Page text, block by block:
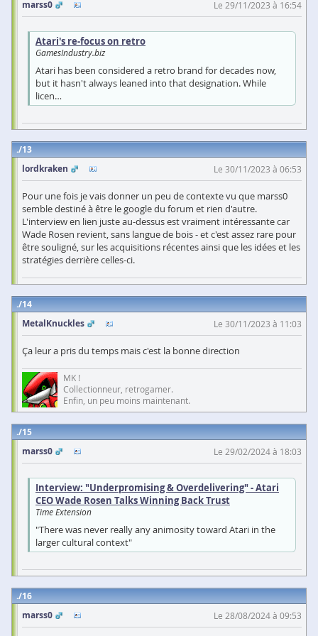
marss0 Le 29/11/2023 à 16:54
Atari's re-focus on retro
GamesIndustry.biz
Atari has been considered a retro brand for decades now,
but it hasn't always leaned into that designation. While
licen…
13
lordkraken
Le 30/11/2023 à 06:53
Pour une fois je vais donner un peu de contexte vu que marss0
semble destiné à être le google du forum et rien d'autre.
L'interview en lien juste au-dessus est vraiment intéressante car
Wade Rosen revient, sans langue de bois - et c'est assez rare pour
être souligné, sur les acquisitions récentes ainsi que les idées et les
stratégies derrière celles-ci.
14
MetalKnuckles
Le 30/11/2023 à 11:03
Ça leur a pris du temps mais c'est la bonne direction
MK !
Collectionneur, retrogamer.
Enfin, un peu moins maintenant.
15
marss0
Le 29/02/2024 à 18:03
Interview: "Underpromising & Overdelivering" - Atari
CEO Wade Rosen Talks Winning Back Trust
Time Extension
"There was never really any animosity toward Atari in the
larger cultural context"
16
marss0
Le 28/08/2024 à 09:53